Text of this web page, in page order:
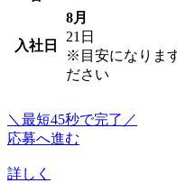
入社日
8月
21日
※目安になりま
ださい
＼最短45秒で完了／
応募へ進む
詳しく